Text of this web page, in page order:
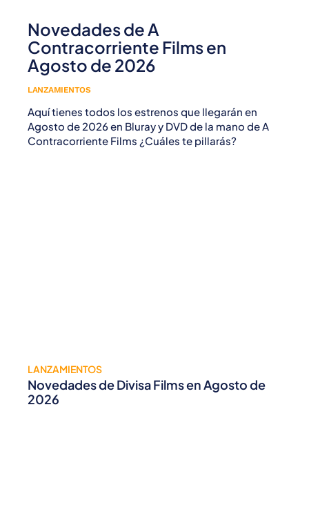
Novedades de A
Contracorriente Films en
Agosto de 2026
LANZAMIENTOS
Aquí tienes todos los estrenos que llegarán en
Agosto de 2026 en Bluray y DVD de la mano de A
Contracorriente Films ¿Cuáles te pillarás?
LANZAMIENTOS
Novedades de Divisa Films en Agosto de
2026